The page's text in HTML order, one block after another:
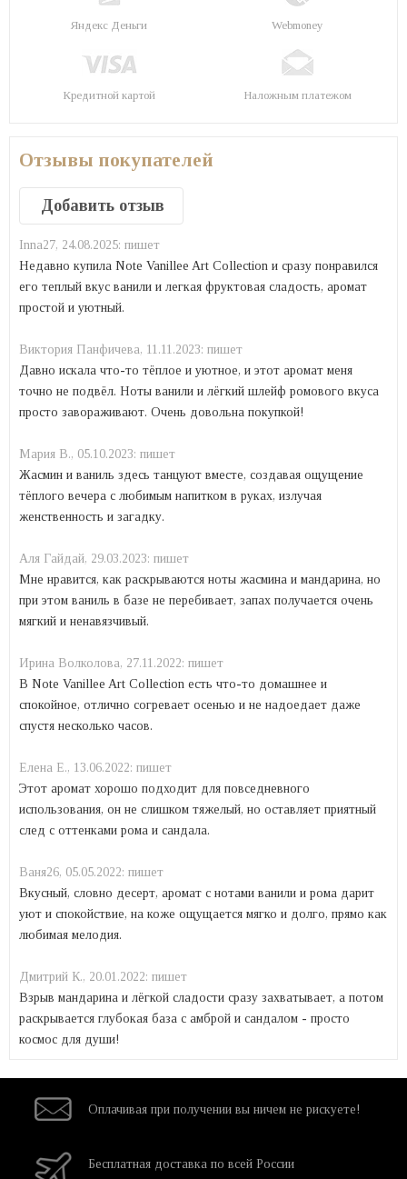
Яндекс Деньги Webmoney
Кредитной картой Наложным платежом
Отзывы покупателей
Добавить отзыв
Inna27, 24.08.2025: пишет
Недавно купила Note Vanillee Art Collection и сразу понравился
его теплый вкус ванили и легкая фруктовая сладость, аромат
простой и уютный.
Виктория Панфичева, 11.11.2023: пишет
Давно искала что-то тёплое и уютное, и этот аромат меня
точно не подвёл. Ноты ванили и лёгкий шлейф ромового вкуса
просто завораживают. Очень довольна покупкой!
Mария В., 05.10.2023: пишет
Жасмин и ваниль здесь танцуют вместе, создавая ощущение
тёплого вечера с любимым напитком в руках, излучая
женственность и загадку.
Аля Гайдай, 29.03.2023: пишет
Мне нравится, как раскрываются ноты жасмина и мандарина, но
при этом ваниль в базе не перебивает, запах получается очень
мягкий и ненавязчивый.
Ирина Волколова, 27.11.2022: пишет
В Note Vanillee Art Collection есть что-то домашнее и
спокойное, отлично согревает осенью и не надоедает даже
спустя несколько часов.
Елена Е., 13.06.2022: пишет
Этот аромат хорошо подходит для повседневного
использования, он не слишком тяжелый, но оставляет приятный
след с оттенками рома и сандала.
Ваня26, 05.05.2022: пишет
Вкусный, словно десерт, аромат с нотами ванили и рома дарит
уют и спокойствие, на коже ощущается мягко и долго, прямо как
любимая мелодия.
Дмитрий К., 20.01.2022: пишет
Взрыв мандарина и лёгкой сладости сразу захватывает, а потом
раскрывается глубокая база с амброй и сандалом - просто
космос для души!
Оплачивая при получении вы ничем не рискуете!
Бесплатная доставка по всей России